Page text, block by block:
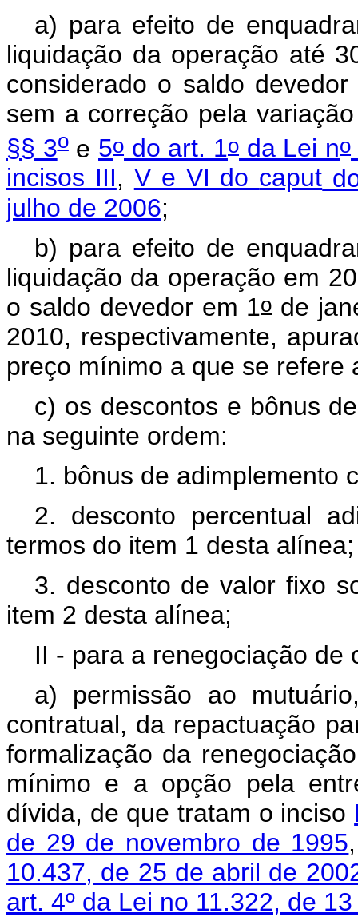
a) para efeito de
liquidação da operação até
considerado o saldo
sem a correção pela
§§ 3oe 5o do art. 1o da Lei no
incisos III, V e VI do caput
julho de 2006;
b) para efeito de
liquidação da operação em
o saldo devedor em 1ode
2010, respectivamente,
preço mínimo a que se
c) os descontos e bônus
na seguinte ordem:
1. bônus de adimplemento
2. desconto percentual
termos do item 1 desta
3. desconto de valor fixo
item 2 desta alínea;
II - para a renegociação
a) permissão ao
contratual, da repactuação
formalização da
mínimo e a opção pela
dívida, de que tratam o inciso
de 29 de novembro de 1995
10.437, de 25 de abril de
art. 4º da Lei no 11.322, de